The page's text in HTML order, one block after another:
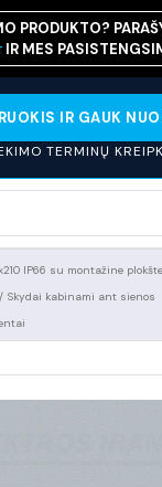
PRODUKTO?
IR MES
IR GAUK
TERMINŲ
IP66 su montažine plokšte
Skydai kabinami ant sienos
/